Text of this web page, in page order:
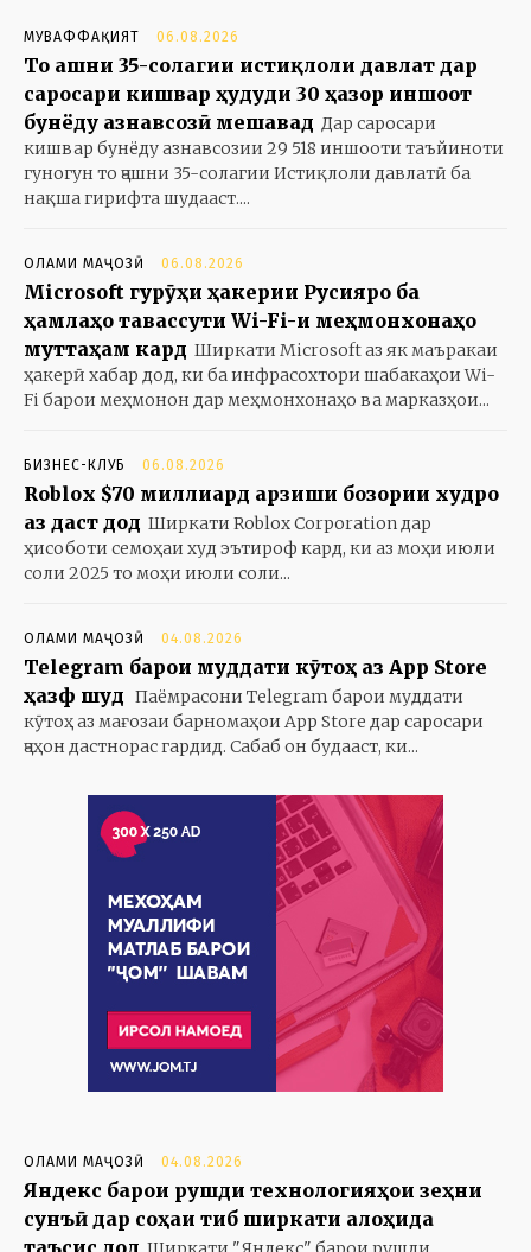
МУВАФФАҚИЯТ 06.08.2026
То ҷашни 35-солагии истиқлоли давлат дар
саросари кишвар ҳудуди 30 ҳазор иншоот
бунёду азнавсозӣ мешавад Дар саросари
кишвар бунёду азнавсозии 29 518 иншооти таъйиноти
гуногун то ҷашни 35-солагии Истиқлоли давлатӣ ба
нақша гирифта шудааст....
ОЛАМИ МАҶОЗӢ 06.08.2026
Microsoft гурӯҳи ҳакерии Русияро ба
ҳамлаҳо тавассути Wi-Fi-и меҳмонхонаҳо
муттаҳам кард Ширкати Microsoft аз як маъракаи
ҳакерӣ хабар дод, ки ба инфрасохтори шабакаҳои Wi-
Fi барои меҳмонон дар меҳмонхонаҳо ва марказҳои...
БИЗНЕС-КЛУБ 06.08.2026
Roblox $70 миллиард арзиши бозории худро
аз даст дод Ширкати Roblox Corporation дар
ҳисоботи семоҳаи худ эътироф кард, ки аз моҳи июли
соли 2025 то моҳи июли соли...
ОЛАМИ МАҶОЗӢ 04.08.2026
Telegram барои муддати кӯтоҳ аз App Store
ҳазф шуд Паёмрасони Telegram барои муддати
кӯтоҳ аз мағозаи барномаҳои App Store дар саросари
ҷаҳон дастнорас гардид. Сабаб он будааст, ки...
ОЛАМИ МАҶОЗӢ 04.08.2026
Яндекс барои рушди технологияҳои зеҳни
сунъӣ дар соҳаи тиб ширкати алоҳида